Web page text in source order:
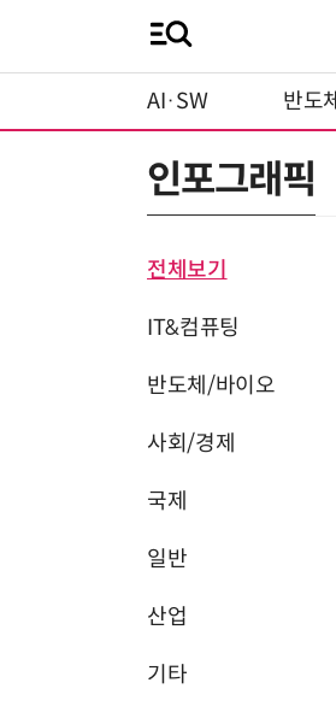
AI·SW 반도체
인포그래픽
전체보기
IT&컴퓨팅
반도체/바이오
사회/경제
국제
일반
산업
기타